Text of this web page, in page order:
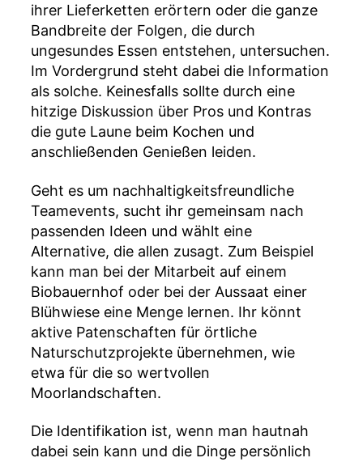
ihrer Lieferketten erörtern oder die ganze
Bandbreite der Folgen, die durch
ungesundes Essen entstehen, untersuchen.
Im Vordergrund steht dabei die Information
als solche. Keinesfalls sollte durch eine
hitzige Diskussion über Pros und Kontras
die gute Laune beim Kochen und
anschließenden Genießen leiden.
Geht es um nachhaltigkeitsfreundliche
Teamevents, sucht ihr gemeinsam nach
passenden Ideen und wählt eine
Alternative, die allen zusagt. Zum Beispiel
kann man bei der Mitarbeit auf einem
Biobauernhof oder bei der Aussaat einer
Blühwiese eine Menge lernen. Ihr könnt
aktive Patenschaften für örtliche
Naturschutzprojekte übernehmen, wie
etwa für die so wertvollen
Moorlandschaften.
Die Identifikation ist, wenn man hautnah
dabei sein kann und die Dinge persönlich